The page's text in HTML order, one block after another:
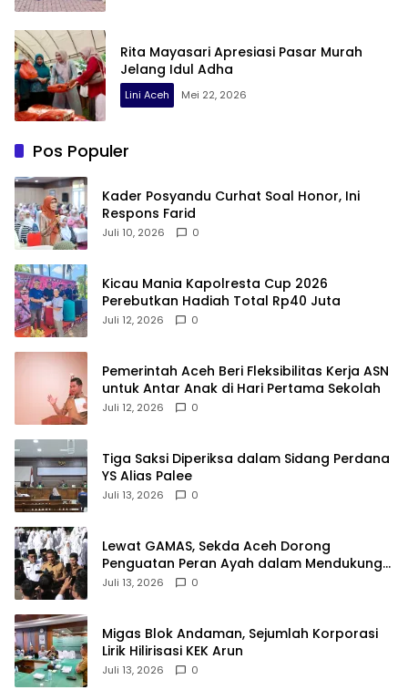
Rita Mayasari Apresiasi Pasar Murah
Jelang Idul Adha
Lini Aceh Mei 22, 2026
Pos Populer
Kader Posyandu Curhat Soal Honor, Ini
Respons Farid
Juli 10, 2026 0
Kicau Mania Kapolresta Cup 2026
Perebutkan Hadiah Total Rp40 Juta
Juli 12, 2026 0
Pemerintah Aceh Beri Fleksibilitas Kerja ASN
untuk Antar Anak di Hari Pertama Sekolah
Juli 12, 2026 0
Tiga Saksi Diperiksa dalam Sidang Perdana
YS Alias Palee
Juli 13, 2026 0
Lewat GAMAS, Sekda Aceh Dorong
Penguatan Peran Ayah dalam Mendukung
Pendidikan Anak
Juli 13, 2026 0
Migas Blok Andaman, Sejumlah Korporasi
Lirik Hilirisasi KEK Arun
Juli 13, 2026 0